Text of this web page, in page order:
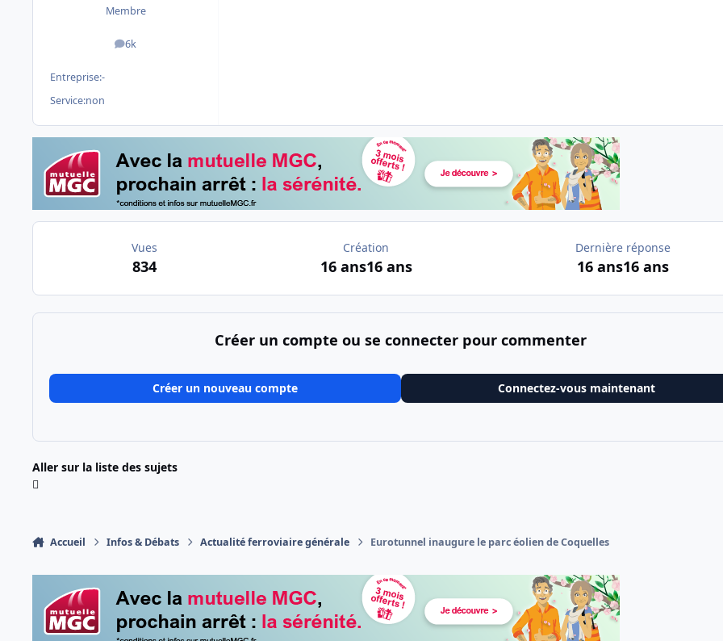
Membre
6k
messages
Entreprise:-
Service:non
Vues
834
Création
16 ans16 ans
Dernière réponse
16 ans16 ans
Créer un compte ou se connecter pour commenter
Créer un nouveau compte Connectez-vous maintenant
Aller sur la liste des sujets
Accueil Infos & Débats Actualité ferroviaire générale Eurotunnel inaugure le parc éolien de Coquelles